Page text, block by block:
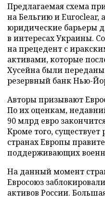
Предлагаемая схема
на Бельгию и Euroclear,
юридические барьеры
в интересах Украины.
на прецедент с
активами, которые
Хусейна были
резервный банк Нью-
Авторы призывают
По их оценкам,
90 млрд евро
Кроме того, существует
странах Европы
поддерживающих
На данный момент
Евросоюз
активов России.